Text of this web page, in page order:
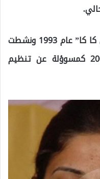
أمّا “كايطر”، فقد انضمت إلى “بي كا كا” عام 1993 ونشطت
في روسيا بين عامي 2006 و2009 كمسوؤلة عن تنظيم